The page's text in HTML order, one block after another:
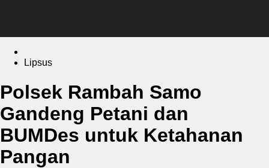
Lipsus
Polsek Rambah Samo
Gandeng Petani dan
BUMDes untuk Ketahanan
Pangan